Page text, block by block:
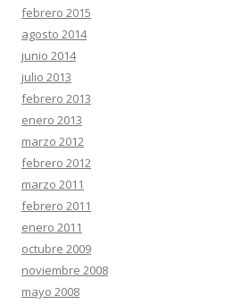
febrero 2015
agosto 2014
junio 2014
julio 2013
febrero 2013
enero 2013
marzo 2012
febrero 2012
marzo 2011
febrero 2011
enero 2011
octubre 2009
noviembre 2008
mayo 2008